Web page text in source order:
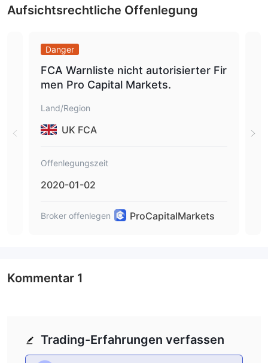
Aufsichtsrechtliche Offenlegung
Danger
FCA Warnliste nicht autorisierter Fir
men Pro Capital Markets.
Land/Region
UK FCA
Offenlegungszeit
2020-01-02
Broker offenlegen ProCapitalMarkets
Trading-Erfahrungen verfassen
Kommentar 1